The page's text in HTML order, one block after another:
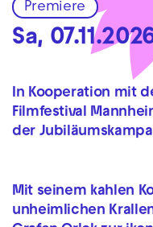
Premiere
Sa,
In Kooperation mit
Filmfestival
der
Mit seinem kahlen
unheimlichen